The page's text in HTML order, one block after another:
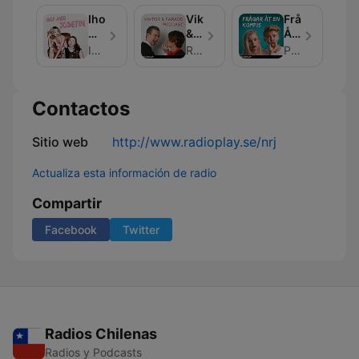
Ihop
Med
Josefin
Ihop Med Josefin
Viktor
&
Faraos
RadioPlay
Frågar
Åt
EnPodplay
Contactos
Sitio web http://www.radioplay.se/nrj
Actualiza esta información de radio
Compartir
Facebook Twitter
Radios Chilenas
Radios y Podcasts